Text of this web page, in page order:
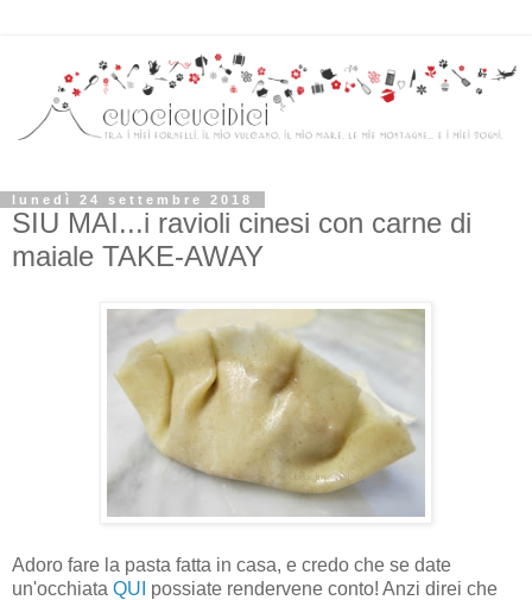
lunedì 24 settembre 2018
SIU MAI...i ravioli cinesi con carne di
maiale TAKE-AWAY
Adoro fare la pasta fatta in casa, e credo che se date
un'occhiata QUI possiate rendervene conto! Anzi direi che